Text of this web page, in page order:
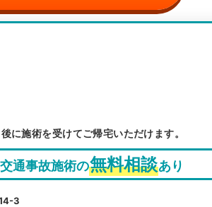
に施術を受けてご帰宅いただけます。
交通事故施術の無料相談あり
3